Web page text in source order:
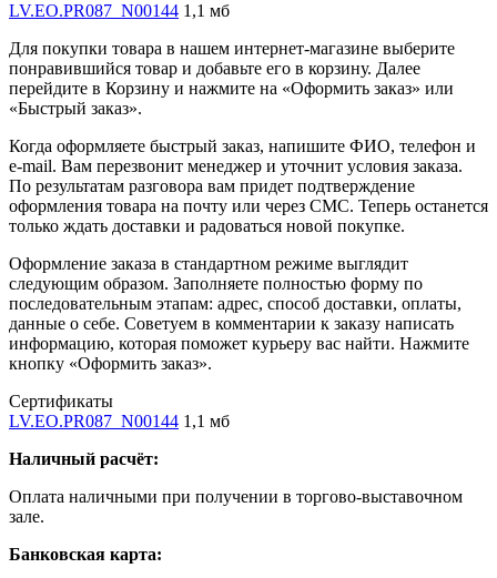
LV.EO.PR087_N00144 1,1 мб
Для покупки товара в нашем интернет-магазине выберите
понравившийся товар и добавьте его в корзину. Далее
перейдите в Корзину и нажмите на «Оформить заказ» или
«Быстрый заказ».
Когда оформляете быстрый заказ, напишите ФИО, телефон и
e-mail. Вам перезвонит менеджер и уточнит условия заказа.
По результатам разговора вам придет подтверждение
оформления товара на почту или через СМС. Теперь останется
только ждать доставки и радоваться новой покупке.
Оформление заказа в стандартном режиме выглядит
следующим образом. Заполняете полностью форму по
последовательным этапам: адрес, способ доставки, оплаты,
данные о себе. Советуем в комментарии к заказу написать
информацию, которая поможет курьеру вас найти. Нажмите
кнопку «Оформить заказ».
Сертификаты
LV.EO.PR087_N00144 1,1 мб
Наличный расчёт:
Оплата наличными при получении в торгово-выставочном
зале.
Банковская карта: